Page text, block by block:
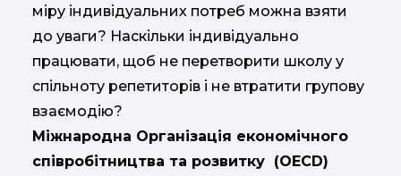
міру індивідуальних потреб можна взяти
до уваги? Наскільки індивідуально
працювати, щоб не перетворити школу у
спільноту репетиторів і не втратити групову
взаємодію?
Міжнародна Організація економічного
співробітництва та розвитку (OECD)